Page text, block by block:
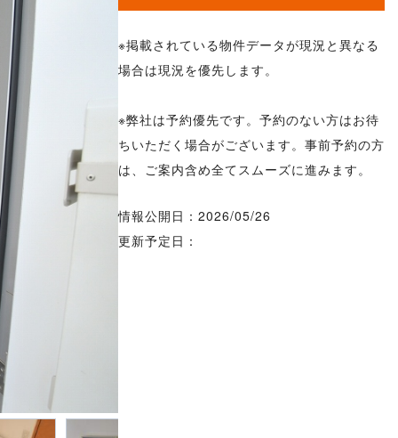
※掲載されている物件データが現況と異なる
場合は現況を優先します。
※弊社は予約優先です。予約のない方はお待
ちいただく場合がございます。事前予約の方
は、ご案内含め全てスムーズに進みます。
情報公開日：2026/05/26
更新予定日：